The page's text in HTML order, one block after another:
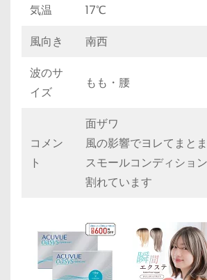
気温
17℃
風向き
南西
波のサ
イズ
もも・腰
コメン
ト
面ザワ
風の影響でヨレてまと
スモールコンディショ
割れています